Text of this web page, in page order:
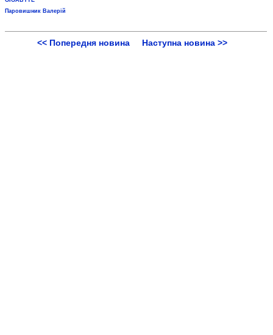
Паровишник Валерій
<< Попередня новина Наступна новина >>